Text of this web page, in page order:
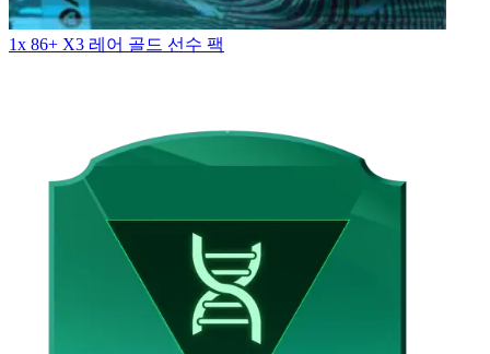
1x 86+ X3 레어 골드 선수 팩